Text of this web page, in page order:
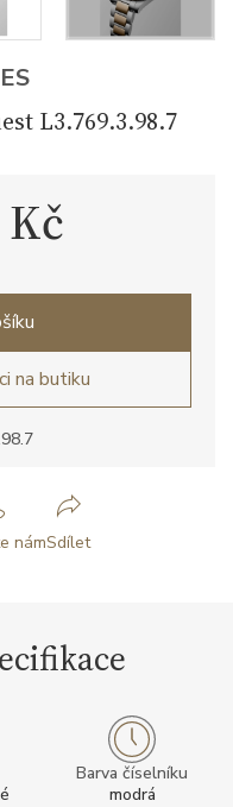
L3.769.3.98.7
Kč
na butiku
námSdílet
Barva číselníku
modrá